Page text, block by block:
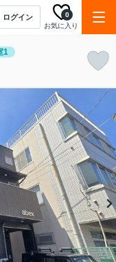
ログイン
お気に入り
0
1